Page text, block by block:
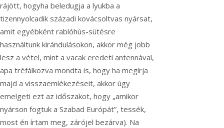
rájött, hogyha beledugja a lyukba a
tizennyolcadik századi kovácsoltvas nyársat,
amit egyébként rablóhús-sütésre
használtunk kirándulásokon, akkor még jobb
lesz a vétel, mint a vacak eredeti antennával,
apa tréfálkozva mondta is, hogy ha megírja
majd a visszaemlékezéseit, akkor úgy
emelgeti ezt az időszakot, hogy „amikor
nyárson fogtuk a Szabad Európát”, tessék,
most én írtam meg, zárójel bezárva). Na